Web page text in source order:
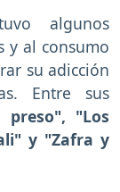
algunos
y al consumo
su adicción
Entre sus
preso", "Los
y "Zafra y